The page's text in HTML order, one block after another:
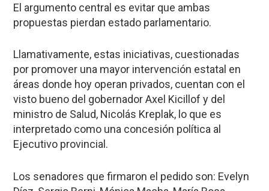
El argumento central es evitar que ambas
propuestas pierdan estado parlamentario.
Llamativamente, estas iniciativas, cuestionadas
por promover una mayor intervención estatal en
áreas donde hoy operan privados, cuentan con el
visto bueno del gobernador Axel Kicillof y del
ministro de Salud, Nicolás Kreplak, lo que es
interpretado como una concesión política al
Ejecutivo provincial.
Los senadores que firmaron el pedido son: Evelyn